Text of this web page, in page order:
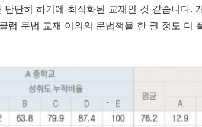
탄탄히 하기에 최적화된 교재인 것 같습니다.
럽 문법 교재 이외의 문법책을 한 권 정도 더